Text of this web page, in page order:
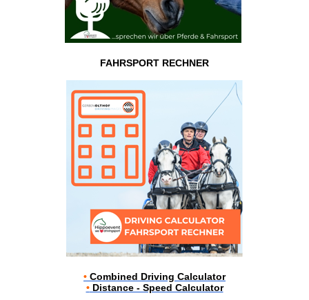
FAHRSPORT RECHNER
• Combined Driving Calculator
•Distance - Speed Calculator